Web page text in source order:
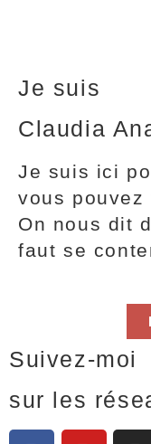
Je suis
Claudia
Je suis ici
vous pouvez
On nous dit
faut se
Suivez-moi
sur les